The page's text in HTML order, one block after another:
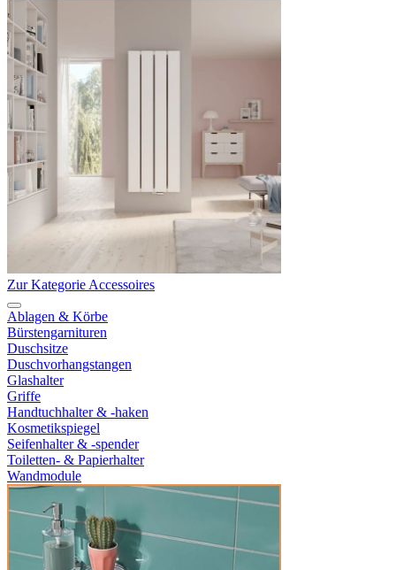
Zur Kategorie Accessoires
Ablagen & Körbe
Bürstengarnituren
Duschsitze
Duschvorhangstangen
Glashalter
Griffe
Handtuchhalter & -haken
Kosmetikspiegel
Seifenhalter & -spender
Toiletten- & Papierhalter
Wandmodule